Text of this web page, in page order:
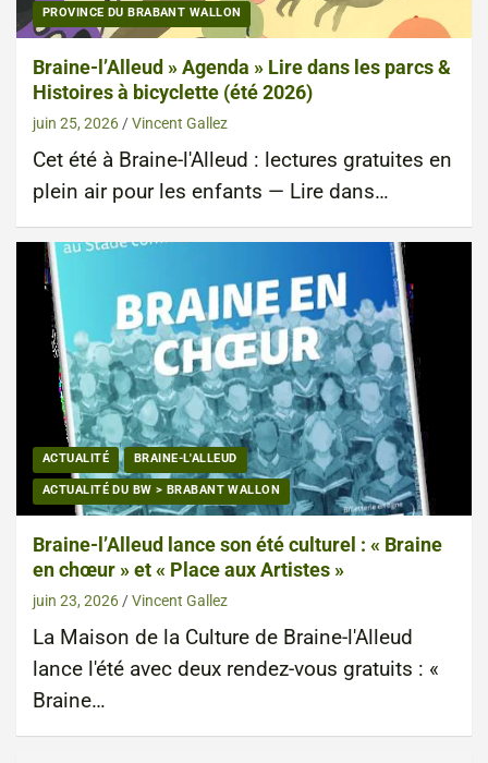
PROVINCE DU BRABANT WALLON
Braine-l’Alleud » Agenda » Lire dans les parcs &
Histoires à bicyclette (été 2026)
juin 25, 2026 Vincent Gallez
Cet été à Braine-l'Alleud : lectures gratuites en
plein air pour les enfants — Lire dans…
ACTUALITÉ BRAINE-L'ALLEUD
ACTUALITÉ DU BW > BRABANT WALLON
Braine-l’Alleud lance son été culturel : « Braine
en chœur » et « Place aux Artistes »
juin 23, 2026 Vincent Gallez
La Maison de la Culture de Braine-l'Alleud
lance l'été avec deux rendez-vous gratuits : «
Braine…